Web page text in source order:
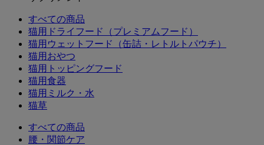
すべての商品
猫用ドライフード（プレミアムフード）
猫用ウェットフード（缶詰・レトルトパウチ）
猫用おやつ
猫用トッピングフード
猫用食器
猫用ミルク・水
猫草
すべての商品
腰・関節ケア